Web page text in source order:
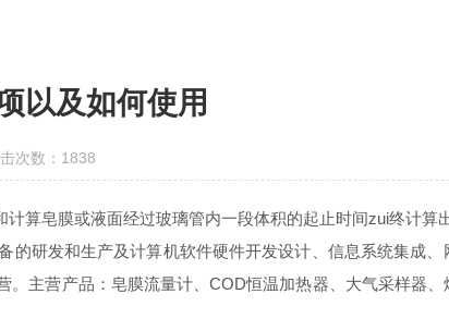
以及如何使用
数：1838
算皂膜或液面经过玻璃管内一段体积的起止时间zui终计算出
研发和生产及计算机软件硬件开发设计、信息系统集成
产品：皂膜流量计、COD恒温加热器、大气采样器